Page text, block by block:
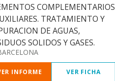
COMPLEMENTARIOS
TRATAMIENTO Y
DE AGUAS,
SOLIDOS Y GASES.
INFORME VER FICHA